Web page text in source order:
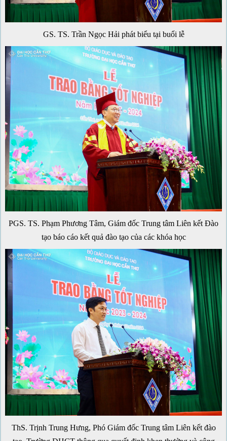
GS. TS. Trần Ngọc Hải phát biểu tại buổi lễ
PGS. TS. Phạm Phương Tâm, Giám đốc Trung tâm Liên kết Đào
tạo báo cáo kết quả đào tạo của các khóa học
ThS. Trịnh Trung Hưng, Phó Giám đốc Trung tâm Liên kết đào